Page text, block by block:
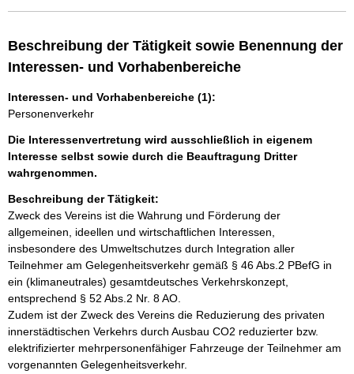
Beschreibung der Tätigkeit sowie Benennung der
Interessen- und Vorhabenbereiche
Interessen- und Vorhabenbereiche (1):
Personenverkehr
Die Interessenvertretung wird ausschließlich in eigenem
Interesse selbst sowie durch die Beauftragung Dritter
wahrgenommen.
Beschreibung der Tätigkeit:
Zweck des Vereins ist die Wahrung und Förderung der
allgemeinen, ideellen und wirtschaftlichen Interessen,
insbesondere des Umweltschutzes durch Integration aller
Teilnehmer am Gelegenheitsverkehr gemäß § 46 Abs.2 PBefG in
ein (klimaneutrales) gesamtdeutsches Verkehrskonzept,
entsprechend § 52 Abs.2 Nr. 8 AO.
Zudem ist der Zweck des Vereins die Reduzierung des privaten
innerstädtischen Verkehrs durch Ausbau CO2 reduzierter bzw.
elektrifizierter mehrpersonenfähiger Fahrzeuge der Teilnehmer am
vorgenannten Gelegenheitsverkehr.